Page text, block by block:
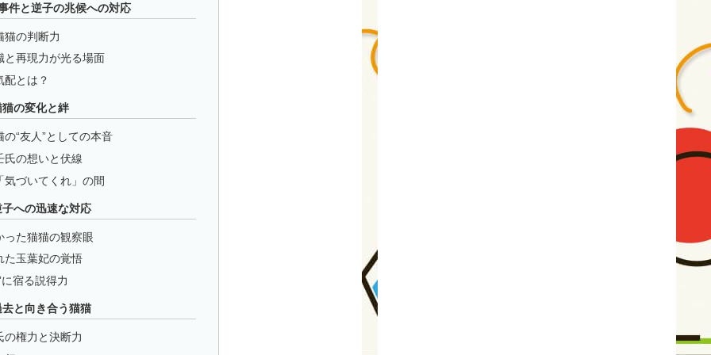
件と逆子の兆候への対応
猫の判断力
と再現力が光る場面
配とは？
の変化と絆
“友人”としての本音
氏の想いと伏線
づいてくれ」の間
への迅速な対応
った猫猫の観察眼
た玉葉妃の覚悟
宿る説得力
と向き合う猫猫
の権力と決断力